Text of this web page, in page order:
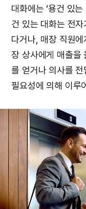
대화에는 ‘용건 있는
건 있는 대화는 전
다거나, 매장 직원
장 상사에게 매출을
를 얻거나 의사를
필요성에 의해 이루